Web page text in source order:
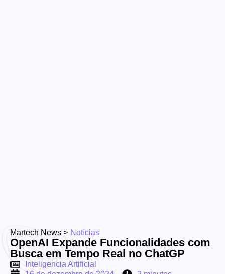
Martech News > Notícias
OpenAI Expande Funcionalidades com
Busca em Tempo Real no ChatGP
Inteligencia Artificial